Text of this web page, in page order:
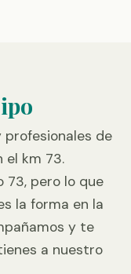
de
el km 73.
73, pero lo que
la forma en la
y te
a nuestro